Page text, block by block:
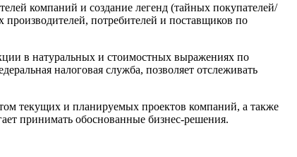
компаний и создание легенд (тайных покупателей/
потребителей и поставщиков по
в натуральных и стоимостных выражениях по
налоговая служба, позволяет отслеживать
текущих и планируемых проектов компаний, а также
принимать обоснованные бизнес-решения.